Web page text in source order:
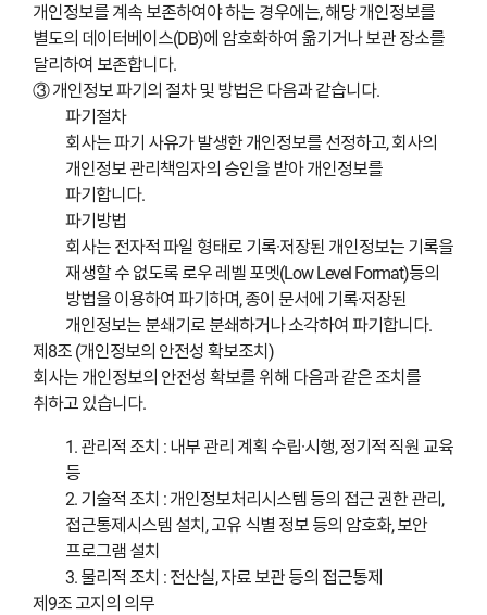
개인정보를 계속 보존하여야 하는 경우에는, 해당 개인정보를
별도의 데이터베이스(DB)에 암호화하여 옮기거나 보관 장소를
달리하여 보존합니다.
③ 개인정보 파기의 절차 및 방법은 다음과 같습니다.
파기절차
회사는 파기 사유가 발생한 개인정보를 선정하고, 회사의
개인정보 관리책임자의 승인을 받아 개인정보를
파기합니다.
파기방법
회사는 전자적 파일 형태로 기록·저장된 개인정보는 기록을
재생할 수 없도록 로우 레벨 포멧(Low Level Format)등의
방법을 이용하여 파기하며, 종이 문서에 기록·저장된
개인정보는 분쇄기로 분쇄하거나 소각하여 파기합니다.
제8조 (개인정보의 안전성 확보조치)
회사는 개인정보의 안전성 확보를 위해 다음과 같은 조치를
취하고 있습니다.
1. 관리적 조치 : 내부 관리 계획 수립·시행, 정기적 직원 교육
등
2. 기술적 조치 : 개인정보처리시스템 등의 접근 권한 관리,
접근통제시스템 설치, 고유 식별 정보 등의 암호화, 보안
프로그램 설치
3. 물리적 조치 : 전산실, 자료 보관 등의 접근통제
제9조 고지의 의무